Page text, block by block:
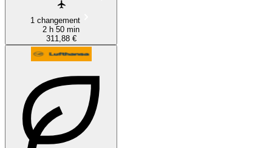
1 changement
2 h 50 min
311,88 €